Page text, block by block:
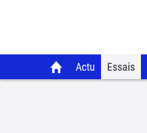
Actu Essais